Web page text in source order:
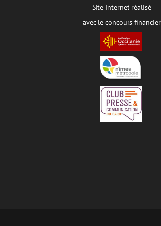
Site Internet réalisé
avec le concours financier